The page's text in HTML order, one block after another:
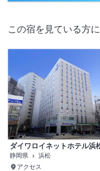
この宿を見ている方
ダイワロイネットホテル浜
静岡県
浜松
アクセス